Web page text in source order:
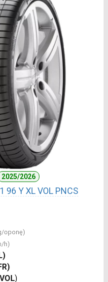
2025/2026
96 Y XL VOL PNCS
oponę)
h)
)